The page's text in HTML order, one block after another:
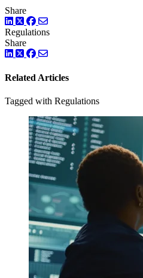
Share
LinkedIn
TwitterFacebook
Regulations
Share
LinkedIn
TwitterFacebook
Related Articles
Tagged with Regulations